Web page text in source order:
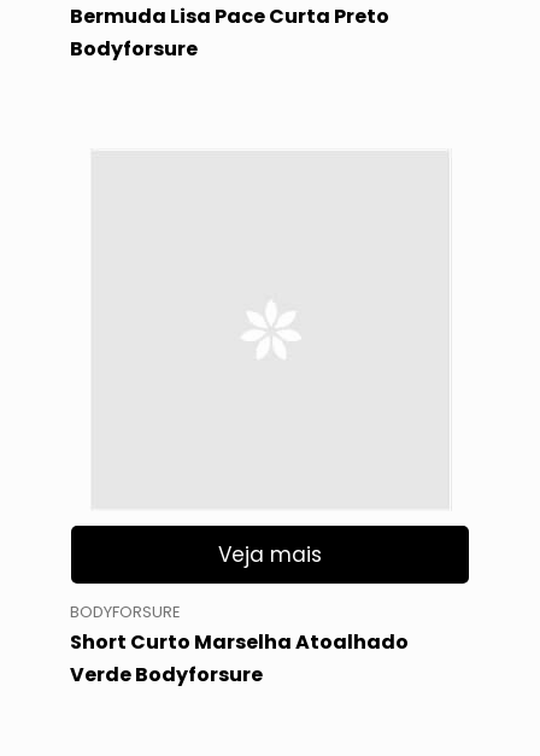
Bermuda Lisa Pace Curta Preto
Bodyforsure
Veja mais
BODYFORSURE
Short Curto Marselha Atoalhado
Verde Bodyforsure